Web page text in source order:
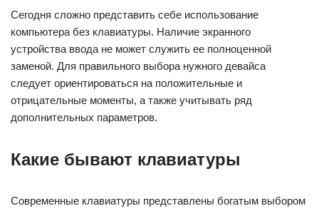
Сегодня сложно представить себе использование
компьютера без клавиатуры. Наличие экранного
устройства ввода не может служить ее полноценной
заменой. Для правильного выбора нужного девайса
следует ориентироваться на положительные и
отрицательные моменты, а также учитывать ряд
дополнительных параметров.
Какие бывают клавиатуры
Современные клавиатуры представлены богатым выбором